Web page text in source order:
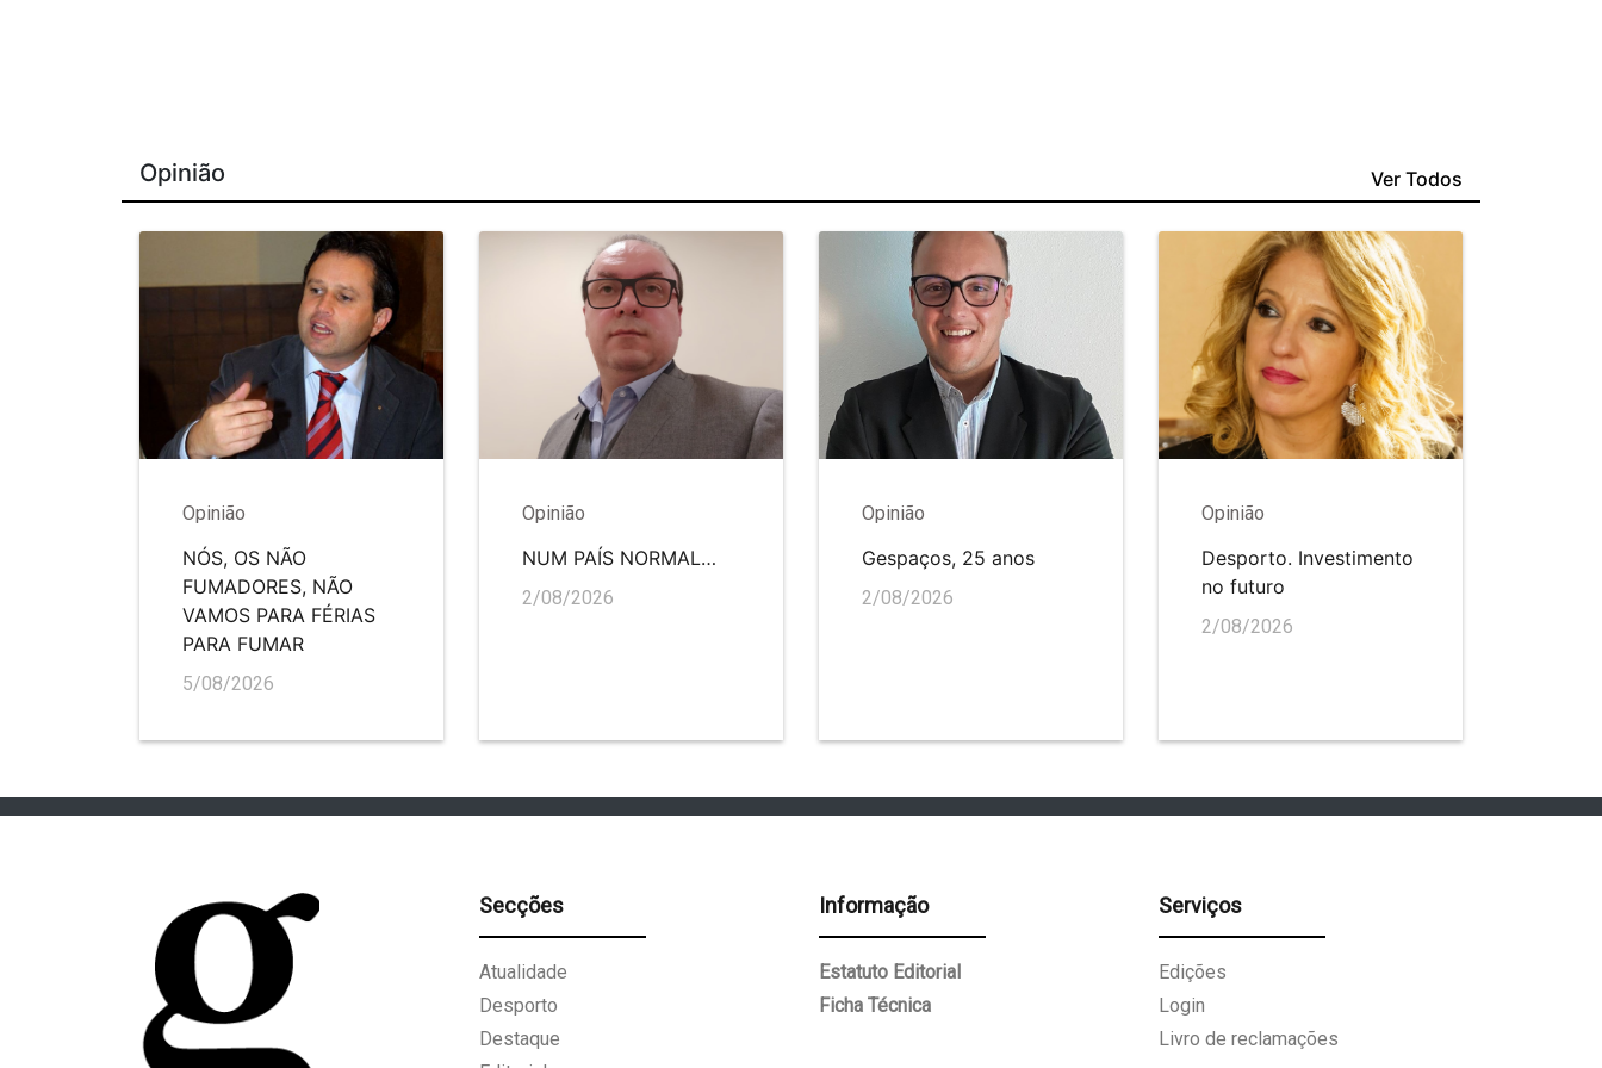
Opinião Ver Todos
Opinião
NÓS, OS NÃO
FUMADORES, NÃO
VAMOS PARA FÉRIAS
PARA FUMAR
5/08/2026
Opinião
NUM PAÍS NORMAL…
2/08/2026
Opinião
Gespaços, 25 anos
2/08/2026
Opinião
Desporto. Investimento
no futuro
2/08/2026
Secções
Atualidade
Desporto
Destaque
Informação
Estatuto Editorial
Ficha Técnica
Serviços
Edições
Login
Livro de reclamações